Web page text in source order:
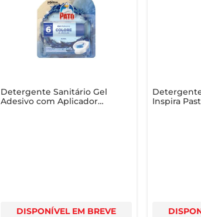
Detergente Sanitário Gel
Adesivo com Aplicador
DISPONÍVEL EM BREVE
Inspira